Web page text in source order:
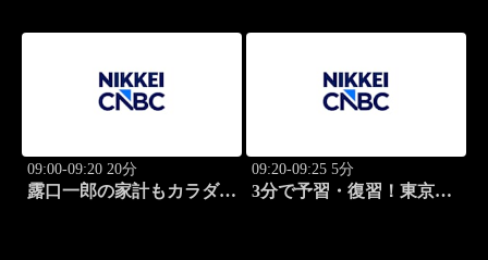
09:00-09:20 20分
露口一郎の家計もカラダも
09:20-09:25 5分
3分で予習・復習！東京市